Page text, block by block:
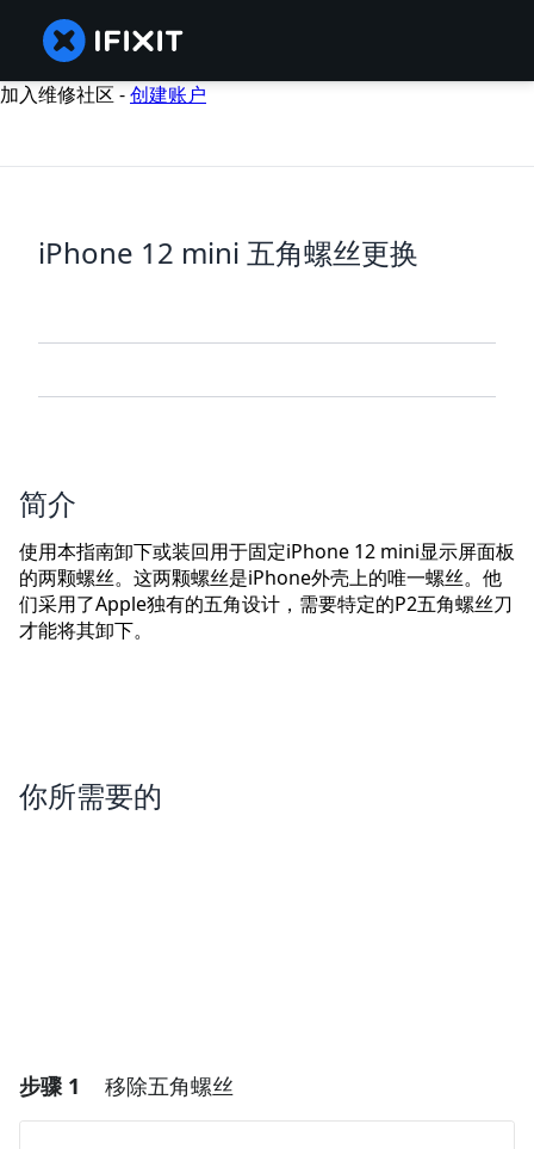
加入维修社区 -创建账户
iPhone 12 mini 五角螺丝更换
简介
使用本指南卸下或装回用于固定iPhone 12 mini显示屏面板
的两颗螺丝。这两颗螺丝是iPhone外壳上的唯一螺丝。他
们采用了Apple独有的五角设计，需要特定的P2五角螺丝刀
才能将其卸下。
你所需要的
步骤 1 移除五角螺丝